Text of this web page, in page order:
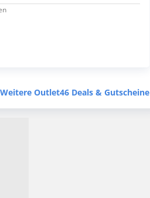
Weitere Outlet46 Deals & Gutscheine